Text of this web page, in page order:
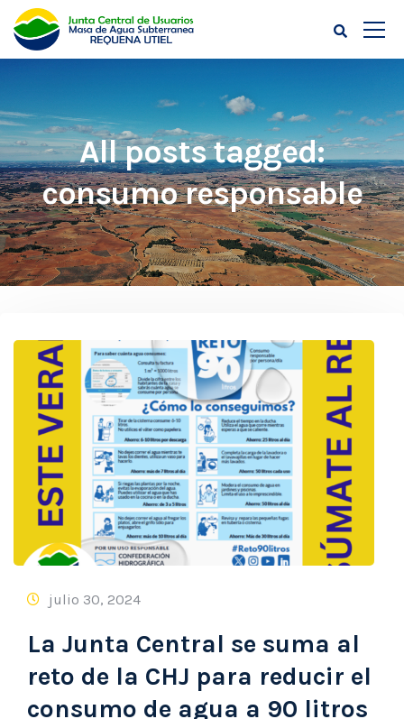
All posts tagged:
consumo responsable
julio 30, 2024
La Junta Central se suma al
reto de la CHJ para reducir el
consumo de agua a 90 litros